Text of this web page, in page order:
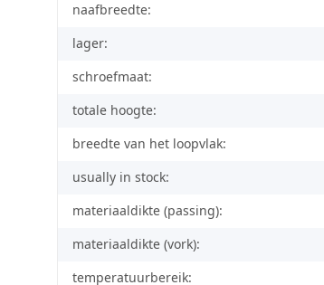
naafbreedte:
lager:
schroefmaat:
totale hoogte:
breedte van het loopvlak:
usually in stock:
materiaaldikte (passing):
materiaaldikte (vork):
temperatuurbereik: